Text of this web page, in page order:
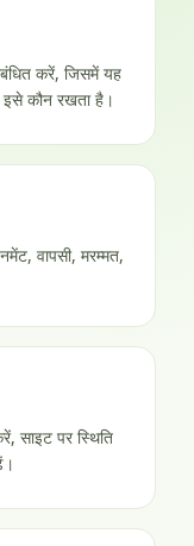
करें, जिसमें यह
इसे कौन रखता है।
वापसी, मरम्मत,
साइट पर स्थिति